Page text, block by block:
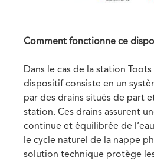
Text
Comment fonctionne ce
Dans le cas de la station
dispositif consiste en un
par des drains situés de part
station. Ces drains assurent
continue et équilibrée de
le cycle naturel de la nappe
solution technique protège